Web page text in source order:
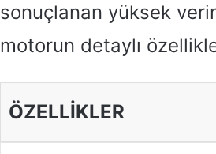
sonuçlanan yüksek
motorun detaylı
ÖZELLIKLER